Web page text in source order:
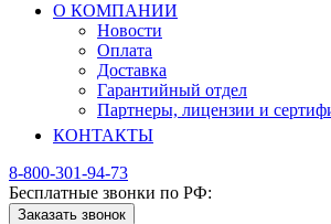
О КОМПАНИИ
Новости
Оплата
Доставка
Гарантийный отдел
Партнеры, лицензии и
КОНТАКТЫ
8-800-301-94-73
Бесплатные звонки по РФ:
Заказать звонок